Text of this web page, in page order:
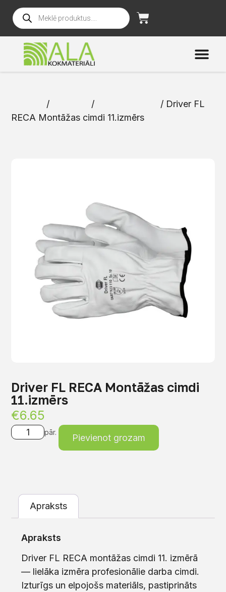
/ /
/ Driver FL
RECA Montāžas cimdi 11.izmērs
Driver FL RECA Montāžas cimdi
11.izmērs
€6.65
pār.
Pievienot grozam
Apraksts
Apraksts
Driver FL RECA montāžas cimdi 11. izmērā
— lielāka izmēra profesionālie darba cimdi.
Izturīgs un elpojošs materiāls, pastiprināts